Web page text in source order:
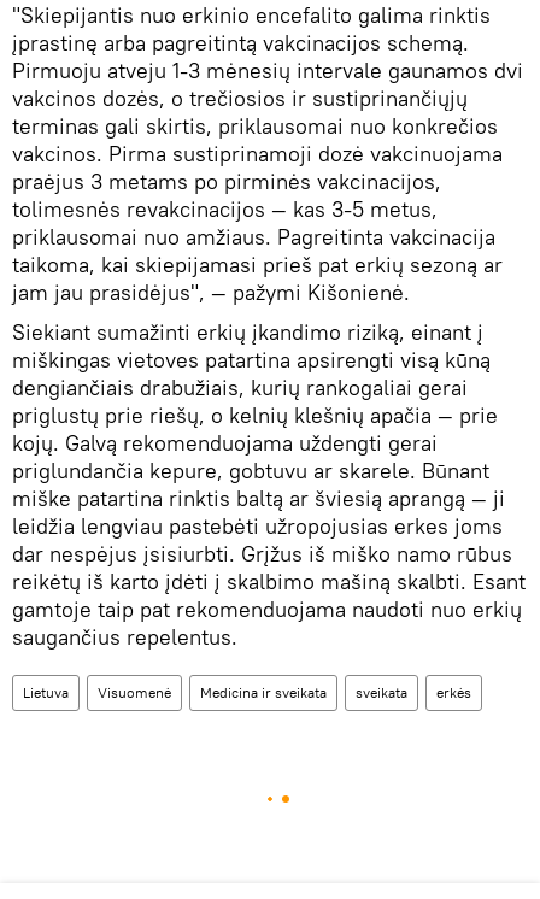
"Skiepijantis nuo erkinio encefalito galima rinktis
įprastinę arba pagreitintą vakcinacijos schemą.
Pirmuoju atveju 1-3 mėnesių intervale gaunamos dvi
vakcinos dozės, o trečiosios ir sustiprinančiųjų
terminas gali skirtis, priklausomai nuo konkrečios
vakcinos. Pirma sustiprinamoji dozė vakcinuojama
praėjus 3 metams po pirminės vakcinacijos,
tolimesnės revakcinacijos — kas 3-5 metus,
priklausomai nuo amžiaus. Pagreitinta vakcinacija
taikoma, kai skiepijamasi prieš pat erkių sezoną ar
jam jau prasidėjus", — pažymi Kišonienė.
Siekiant sumažinti erkių įkandimo riziką, einant į
miškingas vietoves patartina apsirengti visą kūną
dengiančiais drabužiais, kurių rankogaliai gerai
priglustų prie riešų, o kelnių klešnių apačia — prie
kojų. Galvą rekomenduojama uždengti gerai
priglundančia kepure, gobtuvu ar skarele. Būnant
miške patartina rinktis baltą ar šviesią aprangą — ji
leidžia lengviau pastebėti užropojusias erkes joms
dar nespėjus įsisiurbti. Grįžus iš miško namo rūbus
reikėtų iš karto įdėti į skalbimo mašiną skalbti. Esant
gamtoje taip pat rekomenduojama naudoti nuo erkių
saugančius repelentus.
Lietuva Visuomenė Medicina ir sveikata sveikata erkės